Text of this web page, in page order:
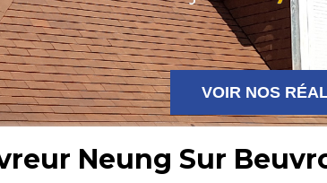
VOIR NOS
Neung Sur